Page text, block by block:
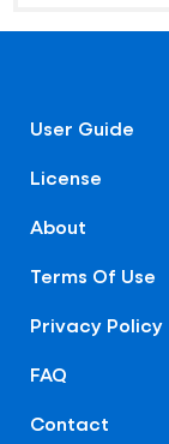
User Guide
License
About
Terms Of Use
Privacy Policy
FAQ
Contact